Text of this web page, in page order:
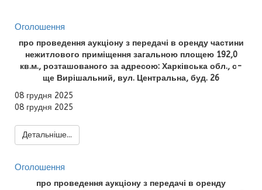
Оголошення
про проведення аукціону з передачі в оренду частини
нежитлового приміщення загальною площею 192,0
кв.м., розташованого за адресою: Харківська обл., с-
ще Вирішальний, вул. Центральна, буд. 26
08 грудня 2025
08 грудня 2025
Детальніше...
Оголошення
про проведення аукціону з передачі в оренду